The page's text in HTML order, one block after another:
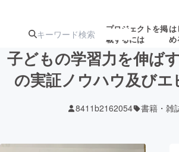
プロジェクトを掲
載するには
は
め
ターン
ジェクト
募集終了
ロジェ
子どもの学習力を伸ば
の実証ノウハウ及びエ
8411b2162054 書籍・雑